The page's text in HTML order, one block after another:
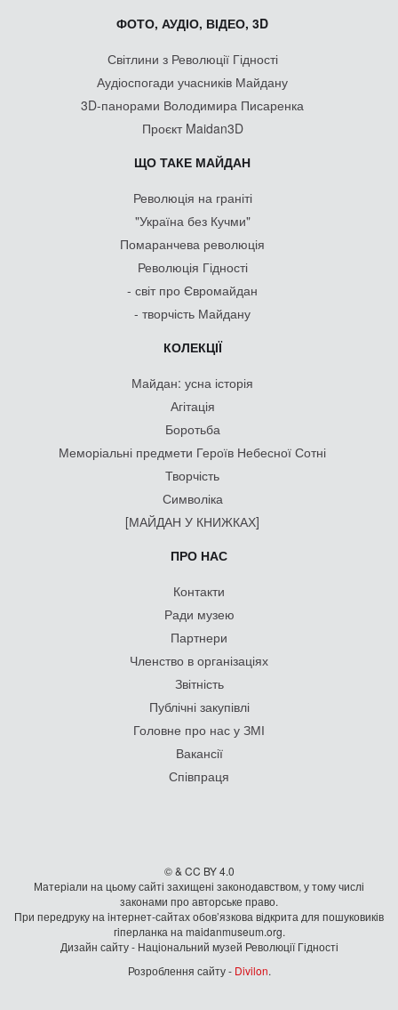
ФОТО, АУДІО, ВІДЕО, 3D
Світлини з Революції Гідності
Аудіоспогади учасників Майдану
3D-панорами Володимира Писаренка
Проєкт Maidan3D
ЩО ТАКЕ МАЙДАН
Революція на граніті
"Україна без Кучми"
Помаранчева революція
Революція Гідності
- світ про Євромайдан
- творчість Майдану
КОЛЕКЦІЇ
Майдан: усна історія
Агітація
Боротьба
Меморіальні предмети Героїв Небесної Сотні
Творчість
Символіка
[МАЙДАН У КНИЖКАХ]
ПРО НАС
Контакти
Ради музею
Партнери
Членство в організаціях
Звітність
Публічні закупівлі
Головне про нас у ЗМІ
Вакансії
Співпраця
© & CC BY 4.0
Матеріали на цьому сайті захищені законодавством, у тому числі
законами про авторське право.
При передруку на iнтернет-сайтах обов’язкова відкрита для пошуковиків
гiперланка на maidanmuseum.org.
Дизайн сайту - Національний музей Революції Гідності
Розроблення сайту - Divilon.